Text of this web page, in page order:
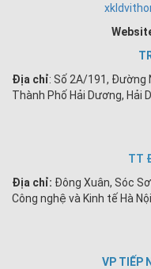
Địa chỉ: Số 2A/191, Đường
Thành Phố Hải Dương, Hải
TT
Địa chỉ: Đông Xuân, Sóc
Công nghệ và Kinh tế Hà Nội.
VP TIẾP